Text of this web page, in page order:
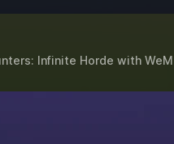
Infinite Horde with